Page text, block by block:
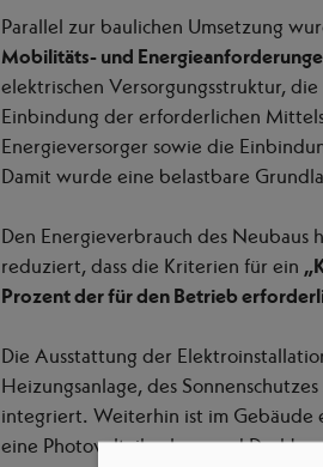
Parallel zur baulichen Umsetzung
Mobilitäts- und
elektrischen Versorgungsstruktur,
Einbindung der erforderlichen
Energieversorger sowie die
Damit wurde eine belastbare
Den Energieverbrauch des
reduziert, dass die Kriterien für ein
Prozent der für den Betrieb
Die Ausstattung der
Heizungsanlage, des
integriert. Weiterhin ist im Gebäude
eine Photovoltaikanlage und